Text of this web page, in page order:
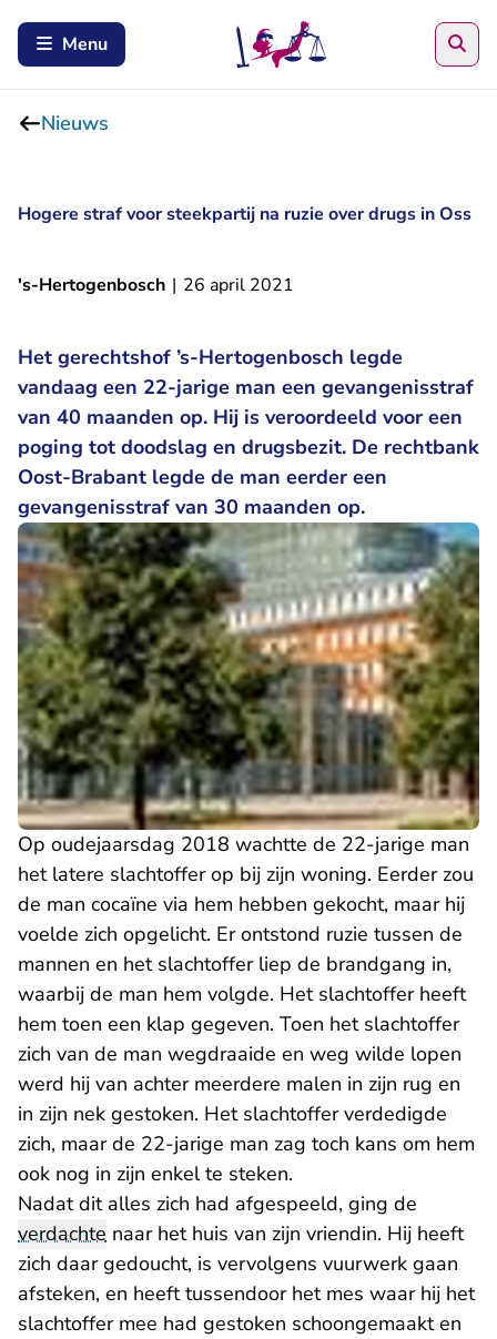
Menu
Nieuws
Hogere straf voor steekpartij na ruzie over drugs in Oss
's-Hertogenbosch | 26 april 2021
Het gerechtshof ’s-Hertogenbosch legde
vandaag een 22-jarige man een gevangenisstraf
van 40 maanden op. Hij is veroordeeld voor een
poging tot doodslag en drugsbezit. De rechtbank
Oost-Brabant legde de man eerder een
gevangenisstraf van 30 maanden op.
Op oudejaarsdag 2018 wachtte de 22-jarige man
het latere slachtoffer op bij zijn woning. Eerder zou
de man cocaïne via hem hebben gekocht, maar hij
voelde zich opgelicht. Er ontstond ruzie tussen de
mannen en het slachtoffer liep de brandgang in,
waarbij de man hem volgde. Het slachtoffer heeft
hem toen een klap gegeven. Toen het slachtoffer
zich van de man wegdraaide en weg wilde lopen
werd hij van achter meerdere malen in zijn rug en
in zijn nek gestoken. Het slachtoffer verdedigde
zich, maar de 22-jarige man zag toch kans om hem
ook nog in zijn enkel te steken.
Nadat dit alles zich had afgespeeld, ging de
verdachte naar het huis van zijn vriendin. Hij heeft
zich daar gedoucht, is vervolgens vuurwerk gaan
afsteken, en heeft tussendoor het mes waar hij het
slachtoffer mee had gestoken schoongemaakt en